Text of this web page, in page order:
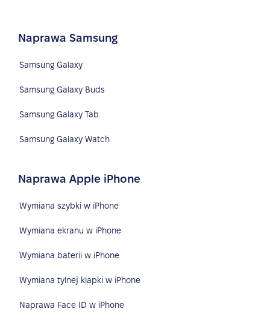
Naprawa Samsung
Samsung Galaxy
Samsung Galaxy Buds
Samsung Galaxy Tab
Samsung Galaxy Watch
Naprawa Apple iPhone
Wymiana szybki w iPhone
Wymiana ekranu w iPhone
Wymiana baterii w iPhone
Wymiana tylnej klapki w iPhone
Naprawa Face ID w iPhone